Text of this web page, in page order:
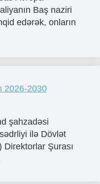
Baş naziri
edərək, onların
2026-2030
şahzadəsi
ilə Dövlət
Şurası